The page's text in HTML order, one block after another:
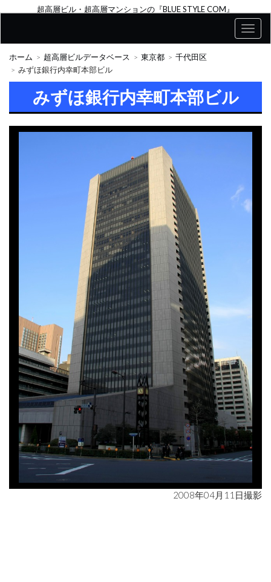
超高層ビル・超高層マンションの『BLUE STYLE COM』
ホーム 超高層ビルデータベース 東京都
千代田区
みずほ銀行内幸町本部ビル
みずほ銀行内幸町本部ビル
2008年04月11日撮影